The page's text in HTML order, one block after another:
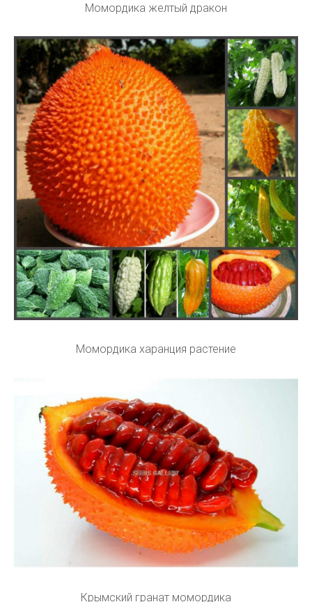
Момордика желтый дракон
Момордика харанция растение
Крымский гранат момордика